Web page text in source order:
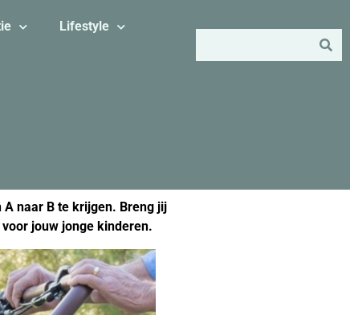
Lifestyle
naar B te krijgen. Breng jij
jouw jonge kinderen.